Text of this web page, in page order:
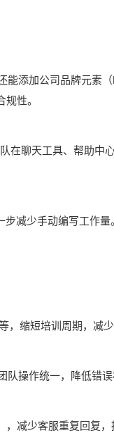
添加公司品牌元素
性。
在聊天工具、帮助中
减少手动编写工作量。
，缩短培训周期，减
操作统一，降低错
减少客服重复回复，